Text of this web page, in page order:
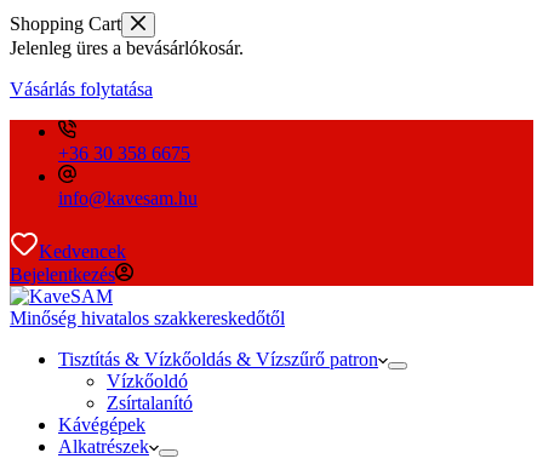
Shopping Cart
Jelenleg üres a bevásárlókosár.
Vásárlás folytatása
+36 30 358 6675
info@kavesam.hu
Kedvencek
Bejelentkezés
Minőség hivatalos szakkereskedőtől
Tisztítás & Vízkőoldás & Vízszűrő patron
Vízkőoldó
Zsírtalanító
Kávégépek
Alkatrészek